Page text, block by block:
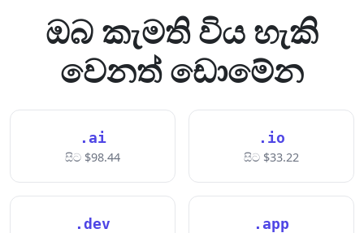
ඔබ කැමති විය හැකි
වෙනත් ඩොමේන
.ai
සිට $98.44
.io
සිට $33.22
.dev .app